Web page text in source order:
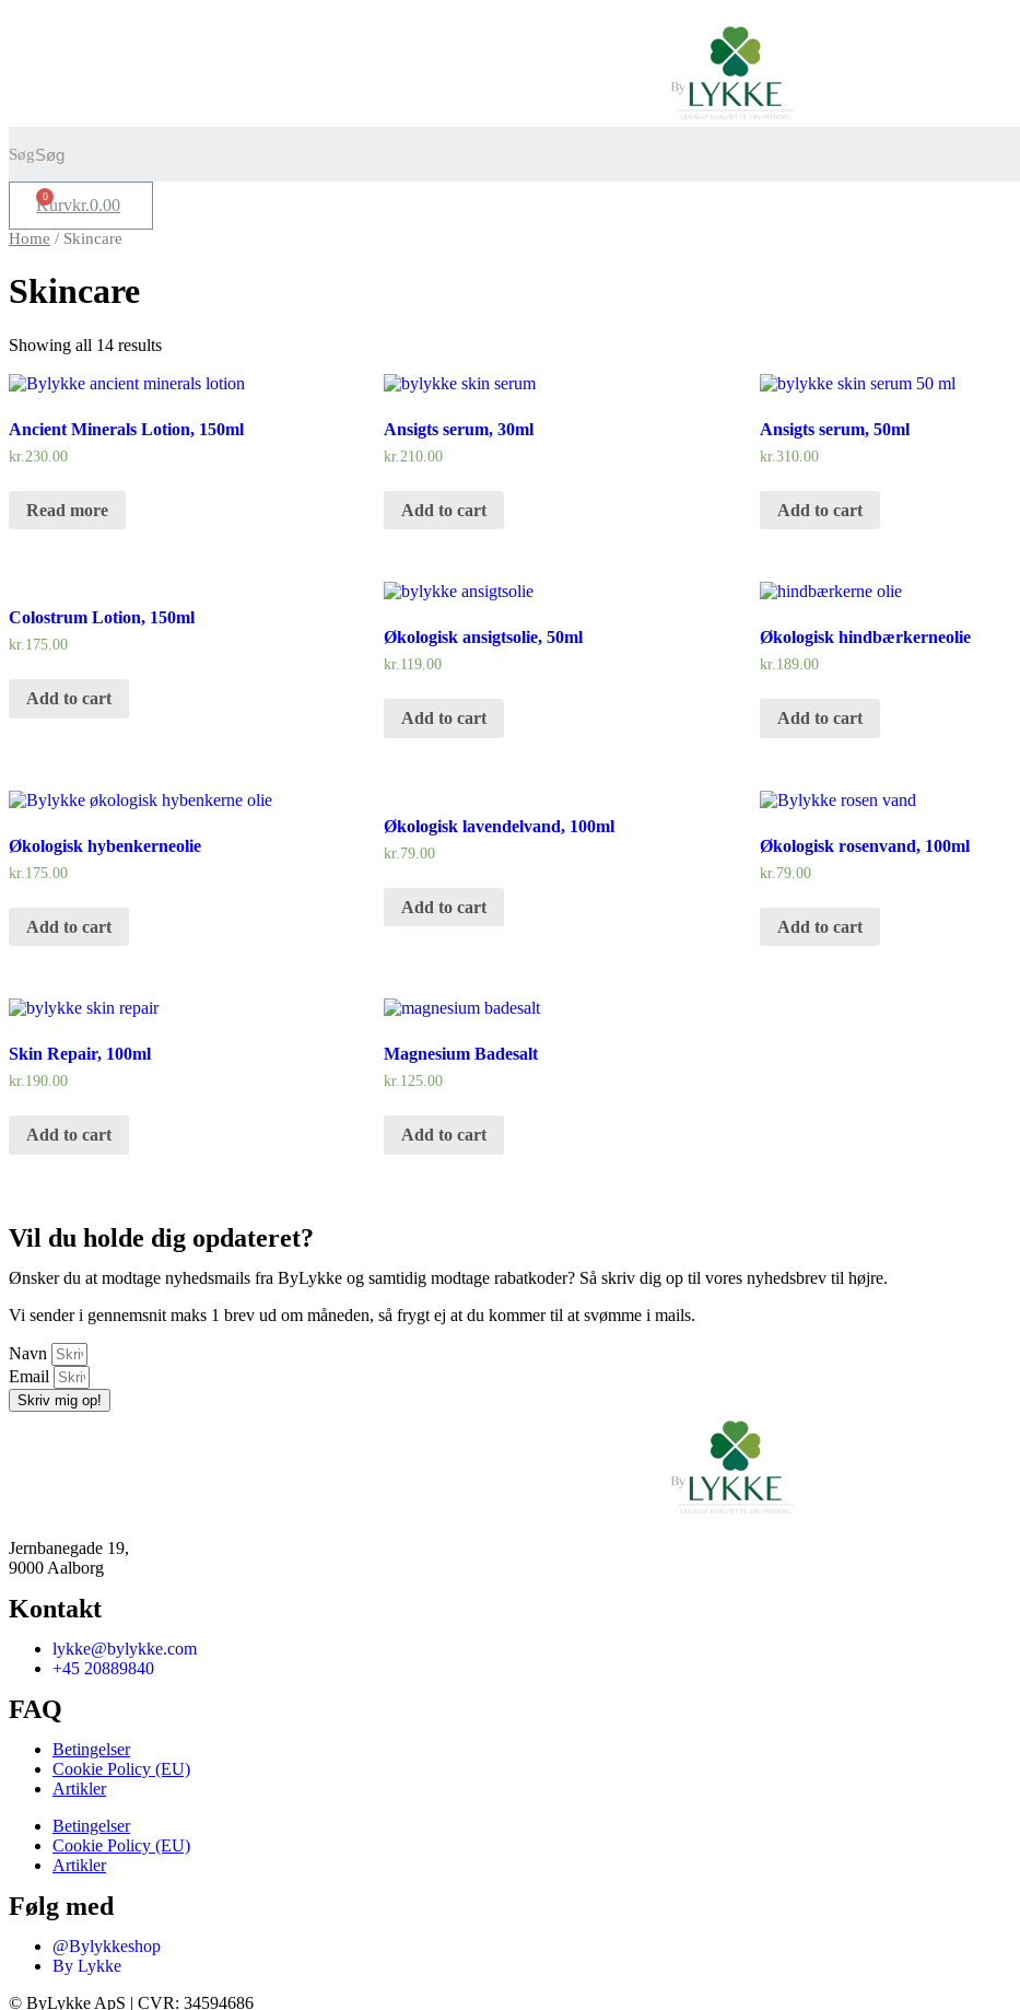
Søg
kr.0.00
0
Kurv
Home / Skincare
Skincare
Showing all 14 results
Ancient Minerals Lotion, 150ml
kr. 230.00
Read more
Ansigts serum, 30ml
kr. 210.00
Add to cart
Ansigts serum, 50ml
kr. 310.00
Add to cart
Colostrum Lotion, 150ml
kr.175.00
Add to cart
Økologisk ansigtsolie, 50ml
kr.119.00
Add to cart
Økologisk hindbærkerneolie
kr.189.00
Add to cart
Økologisk hybenkerneolie
kr. 175.00
Add to cart
Økologisk lavendelvand, 100ml
kr. 79.00
Add to cart
Økologisk rosenvand, 100ml
kr. 79.00
Add to cart
Skin Repair, 100ml
kr.190.00
Add to cart
Magnesium Badesalt
kr.125.00
Add to cart
Vil du holde dig opdateret?
Ønsker du at modtage nyhedsmails fra ByLykke og samtidig modtage rabatkoder? Så skriv dig op til vores nyhedsbrev til højre.
Vi sender i gennemsnit maks 1 brev ud om måneden, så frygt ej at du kommer til at svømme i mails.
Navn
Email
Skriv mig op!
Jernbanegade 19,
9000 Aalborg
Kontakt
lykke@bylykke.com
+45 20889840
FAQ
Betingelser
Cookie Policy (EU)
Artikler
Betingelser
Cookie Policy (EU)
Artikler
Følg med
@Bylykkeshop
By Lykke
©️ ByLykke ApS | CVR: 34594686